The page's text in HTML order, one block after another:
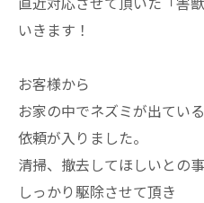
いきます！
お客様から
お家の中でネズミが出てい
依頼が入りました。
清掃、撤去してほしいとの
しっかり駆除させて頂き